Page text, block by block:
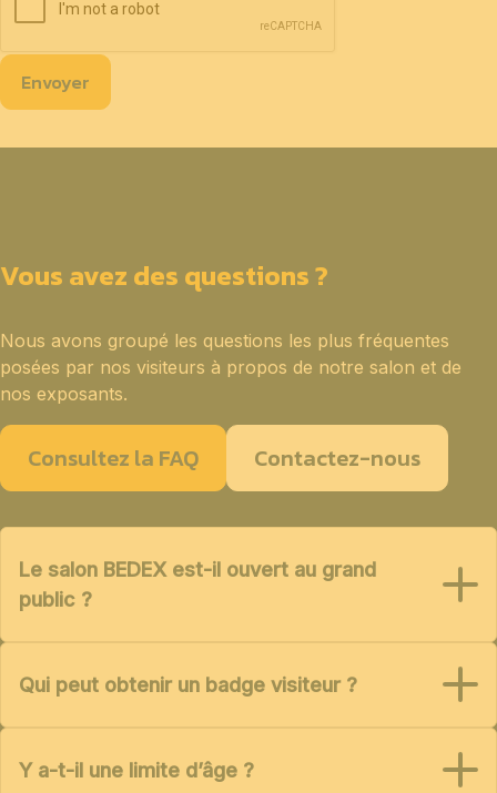
Envoyer
Vous avez des questions ?
Nous avons groupé les questions les plus fréquentes
posées par nos visiteurs à propos de notre salon et de
nos exposants.
Consultez la FAQ Contactez-nous
Le salon BEDEX est-il ouvert au grand
public ?
Qui peut obtenir un badge visiteur ?
Y a-t-il une limite d’âge ?